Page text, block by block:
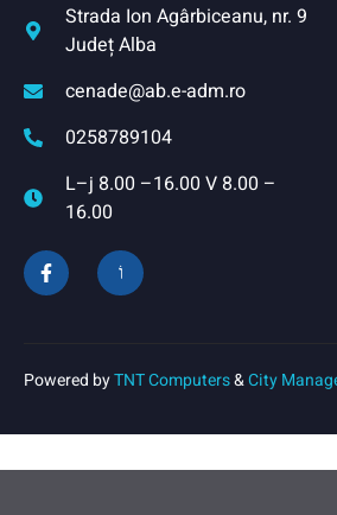
Strada Ion Agârbiceanu, nr. 9
Județ Alba
cenade@ab.e-adm.ro
0258789104
L–j 8.00 –16.00 V 8.00 –
16.00
Powered byTNT Computers&City